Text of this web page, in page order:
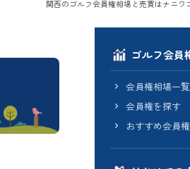
関西のゴルフ会員権相場と売買はナニワ
ゴルフ会員
会員権相場一覧
会員権を探す
おすすめ会員